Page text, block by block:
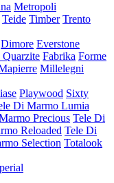
Metropoli
Teide Timber Trento
Dimore Everstone
Quarzite Fabrika Forme
Millelegni
Playwood Sixty
Di Marmo Lumia
Precious Tele Di
Reloaded Tele Di
Selection Totalook